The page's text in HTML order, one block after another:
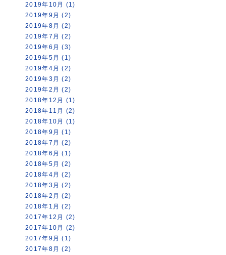
2019年10月 (1)
2019年9月 (2)
2019年8月 (2)
2019年7月 (2)
2019年6月 (3)
2019年5月 (1)
2019年4月 (2)
2019年3月 (2)
2019年2月 (2)
2018年12月 (1)
2018年11月 (2)
2018年10月 (1)
2018年9月 (1)
2018年7月 (2)
2018年6月 (1)
2018年5月 (2)
2018年4月 (2)
2018年3月 (2)
2018年2月 (2)
2018年1月 (2)
2017年12月 (2)
2017年10月 (2)
2017年9月 (1)
2017年8月 (2)